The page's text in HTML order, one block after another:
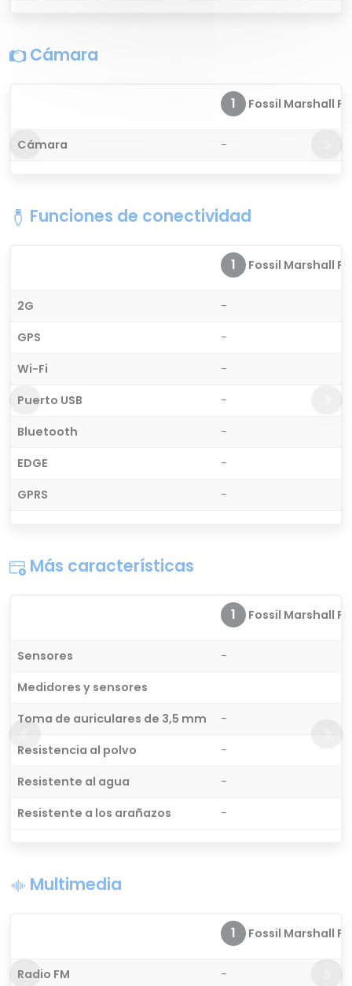
Cámara
1 Fossil Marshall
Cámara -
Funciones de conectividad
1 Fossil Marshall
2G
-
GPS
-
Wi-Fi
-
Puerto USB
-
Bluetooth
-
EDGE
-
GPRS
-
Más características
1 Fossil Marshall
Sensores
-
Medidores y sensores
Toma de auriculares de 3,5 mm
-
Resistencia al polvo
-
Resistente al agua
-
Resistente a los arañazos
-
Multimedia
1 Fossil Marshall
Radio FM -